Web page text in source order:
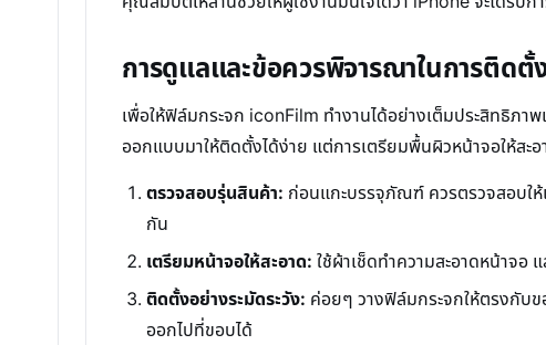
การดูแลและข้อควรพิจารณาในการติด
เพื่อให้ฟิล์มกระจก iconFilm ทำงานได้อย่างเต็มประสิทธิภ
ออกแบบมาให้ติดตั้งได้ง่าย แต่การเตรียมพื้นผิวหน้าจอให้ส
ตรวจสอบรุ่นสินค้า: ก่อนแกะบรรจุภัณฑ์ ควรตรวจสอบใ
กัน
เตรียมหน้าจอให้สะอาด: ใช้ผ้าเช็ดทำความสะอาดหน้าจ
ติดตั้งอย่างระมัดระวัง: ค่อยๆ วางฟิล์มกระจกให้ตรงกับ
ออกไปที่ขอบได้